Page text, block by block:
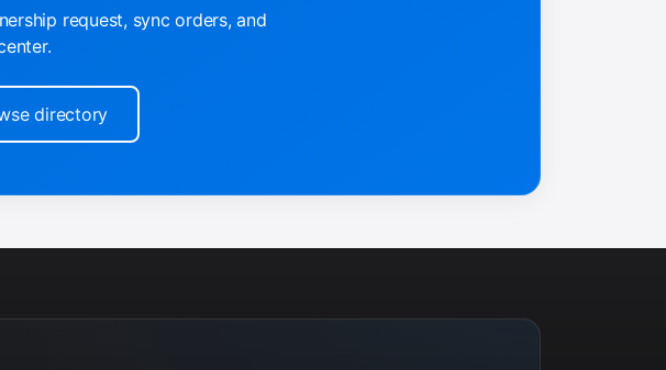
request, sync orders, and
directory